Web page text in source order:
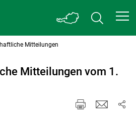
Mitteilungen
Mitteilungen vom 1.